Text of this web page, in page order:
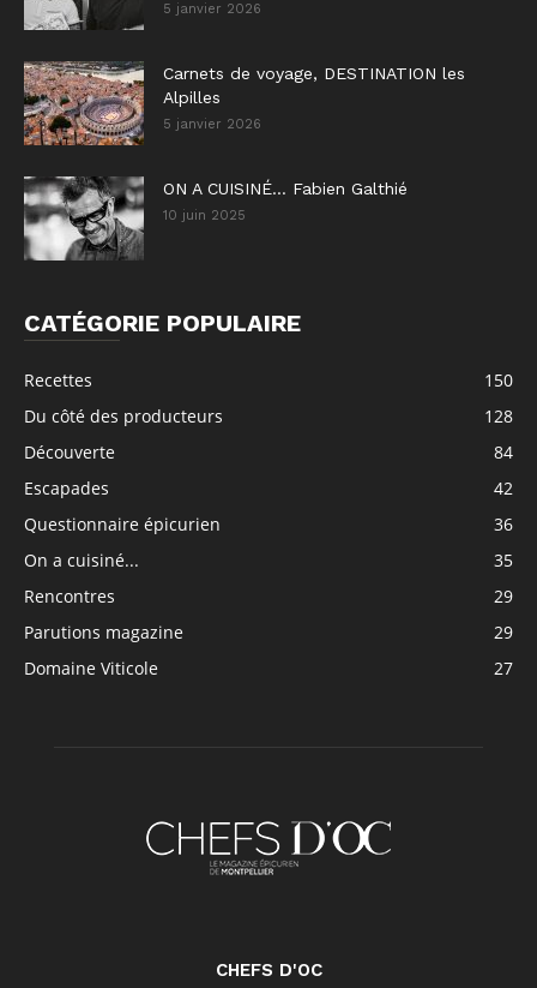
5 janvier 2026
Carnets de voyage, DESTINATION les
Alpilles
5 janvier 2026
ON A CUISINÉ… Fabien Galthié
10 juin 2025
CATÉGORIE POPULAIRE
Recettes
150
Du côté des producteurs
128
Découverte
84
Escapades
42
Questionnaire épicurien
36
On a cuisiné...
35
Rencontres
29
Parutions magazine
29
Domaine Viticole
27
CHEFS D'OC